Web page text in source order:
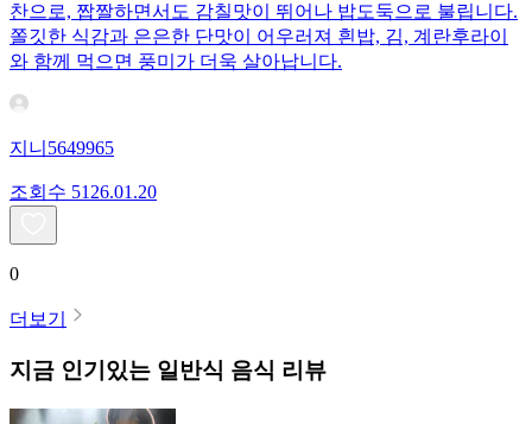
찬으로, 짭짤하면서도 감칠맛이 뛰어나 밥도둑으로 불립니다.
쫄깃한 식감과 은은한 단맛이 어우러져 흰밥, 김, 계란후라이
와 함께 먹으면 풍미가 더욱 살아납니다.
지니5649965
조회수 51 26.01.20
0
더보기
지금 인기있는 일반식 음식 리뷰